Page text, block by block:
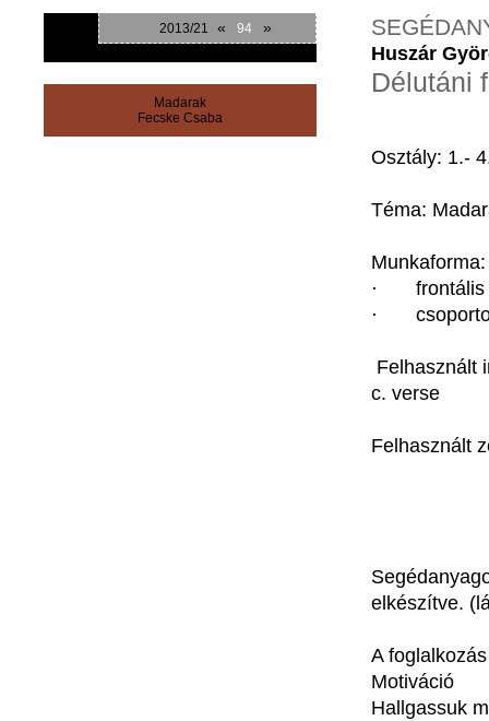
2013/21 « 94 »
Madarak
Fecske Csaba
Huszár
Délutáni
Osztály: 1.-
Téma:
Munkaforma:
· frontális
·
Felhasznált
c. verse
Felhasznált
elkészítve. (
A foglalkozás
Motiváció
Hallgassuk